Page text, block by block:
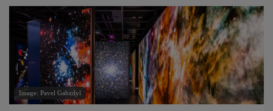
Image: Pavel Gabzdyl